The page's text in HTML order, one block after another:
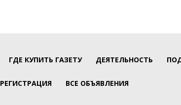
ГДЕ КУПИТЬ ГАЗЕТУ ДЕЯТЕЛЬНОСТЬ
РЕГИСТРАЦИЯ ВСЕ ОБЪЯВЛЕНИЯ